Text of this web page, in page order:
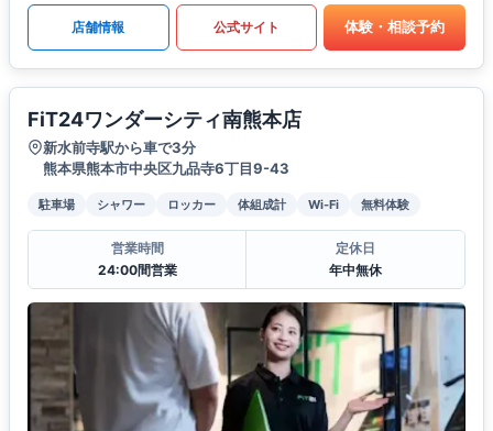
店舗情報 公式サイト 体験・相談予約
FiT24ワンダーシティ南熊本店
新水前寺駅から車で3分
熊本県熊本市中央区九品寺6丁目9-43
駐車場 シャワー ロッカー 体組成計 Wi-Fi 無料体験
営業時間
24:00間営業
定休日
年中無休